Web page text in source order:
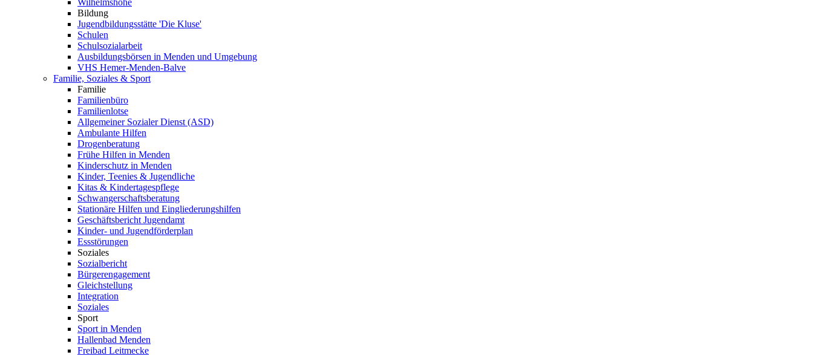
Wilhelmshöhe
Bildung
Jugendbildungsstätte 'Die Kluse'
Schulen
Schulsozialarbeit
Ausbildungsbörsen in Menden und Umgebung
VHS Hemer-Menden-Balve
Familie, Soziales & Sport
Familie
Familienbüro
Familienlotse
Allgemeiner Sozialer Dienst (ASD)
Ambulante Hilfen
Drogenberatung
Frühe Hilfen in Menden
Kinderschutz in Menden
Kinder, Teenies & Jugendliche
Kitas & Kindertagespflege
Schwangerschaftsberatung
Stationäre Hilfen und Eingliederungshilfen
Geschäftsbericht Jugendamt
Kinder- und Jugendförderplan
Essstörungen
Soziales
Sozialbericht
Bürgerengagement
Gleichstellung
Integration
Soziales
Sport
Sport in Menden
Hallenbad Menden
Freibad Leitmecke